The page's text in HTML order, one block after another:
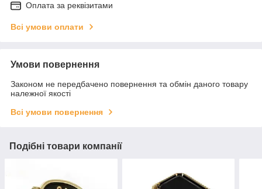
Оплата за реквізитами
Всі умови оплати
Умови повернення
Законом не передбачено повернення та обмін даного товару
належної якості
Всі умови повернення
Подібні товари компанії